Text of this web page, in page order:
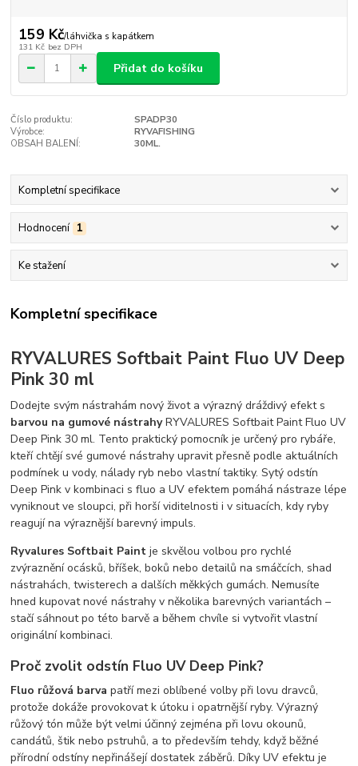
159 Kč/láhvička s kapátkem
131 Kč bez DPH
Přidat do košíku
Číslo produktu:
SPADP30
Výrobce:
RYVAFISHING
OBSAH BALENÍ:
30ML.
Kompletní specifikace
Hodnocení 1
Ke stažení
Kompletní specifikace
RYVALURES Softbait Paint Fluo UV Deep
Pink 30 ml
Dodejte svým nástrahám nový život a výrazný dráždivý efekt s
barvou na gumové nástrahyRYVALURES Softbait Paint Fluo UV
Deep Pink 30 ml. Tento praktický pomocník je určený pro rybáře,
kteří chtějí své gumové nástrahy upravit přesně podle aktuálních
podmínek u vody, nálady ryb nebo vlastní taktiky. Sytý odstín
Deep Pink v kombinaci s fluo a UV efektem pomáhá nástraze lépe
vyniknout ve sloupci, při horší viditelnosti i v situacích, kdy ryby
reagují na výraznější barevný impuls.
Ryvalures Softbait Paint je skvělou volbou pro rychlé
zvýraznění ocásků, bříšek, boků nebo detailů na smáčcích, shad
nástrahách, twisterech a dalších měkkých gumách. Nemusíte
hned kupovat nové nástrahy v několika barevných variantách –
stačí sáhnout po této barvě a během chvíle si vytvořit vlastní
originální kombinaci.
Proč zvolit odstín Fluo UV Deep Pink?
Fluo růžová barva patří mezi oblíbené volby při lovu dravců,
protože dokáže provokovat k útoku i opatrnější ryby. Výrazný
růžový tón může být velmi účinný zejména při lovu okounů,
candátů, štik nebo pstruhů, a to především tehdy, když běžné
přírodní odstíny nepřinášejí dostatek záběrů. Díky UV efektu je